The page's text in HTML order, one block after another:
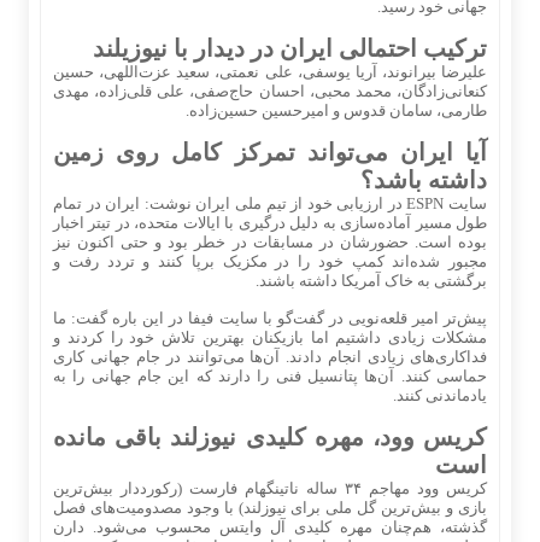
جهانی خود رسید.
ترکیب احتمالی ایران در دیدار با نیوزیلند
علیرضا بیرانوند، آریا یوسفی، علی نعمتی، سعید عزت‌اللهی، حسین
کنعانی‌زادگان، محمد محبی، احسان حاج‌صفی، علی قلی‌زاده، مهدی
طارمی، سامان قدوس و امیرحسین حسین‌زاده.
آیا ایران می‌تواند تمرکز کامل روی زمین
داشته باشد؟
سایت ESPN در ارزیابی خود از تیم ملی ایران نوشت: ایران در تمام
طول مسیر آماده‌سازی به دلیل درگیری با ایالات متحده، در تیتر اخبار
بوده است. حضورشان در مسابقات در خطر بود و حتی اکنون نیز
مجبور شده‌اند کمپ خود را در مکزیک برپا کنند و تردد رفت و
برگشتی به خاک آمریکا داشته باشند.
پیش‌تر امیر قلعه‌نویی در گفت‌گو با سایت فیفا در این باره گفت: ما
مشکلات زیادی داشتیم اما بازیکنان بهترین تلاش خود را کردند و
فداکاری‌های زیادی انجام دادند. آن‌ها می‌توانند در جام جهانی کاری
حماسی کنند. آن‌ها پتانسیل فنی را دارند که این جام جهانی را به
یادماندنی کنند.
کریس وود، مهره کلیدی نیوزلند باقی مانده
است
کریس وود مهاجم ۳۴ ساله ناتینگهام فارست (رکورددار بیش‌ترین
بازی و بیش‌ترین گل ملی برای نیوزلند) با وجود مصدومیت‌های فصل
گذشته، هم‌چنان مهره کلیدی آل وایتس محسوب می‌شود. دارن